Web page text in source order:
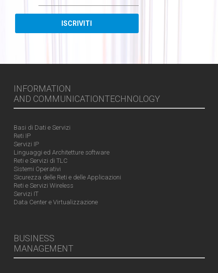
INFORMATION
AND COMMUNICATIONTECHNOLOGY
Basi di Dati e Servizi
Reti IP
Servizi IP
Linguaggi ed Architetture software
Reti e Servizi di TLC
Sistemi Operativi
Sicurezza delle Reti e delle Applicazioni
Reti e Servizi Wireless
Servizi IT
Data Center e Virtualizzazione
BUSINESS
MANAGEMENT